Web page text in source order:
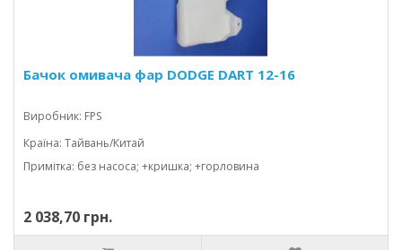
Бачок омивача фар DODGE DART 12-16
Виробник: FPS
Країна: Тайвань/Китай
Примітка: без насоса; +кришка; +горловина
2 038,70 грн.